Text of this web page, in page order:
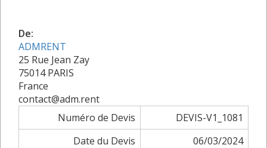
De:
ADMRENT
25 Rue Jean Zay
75014 PARIS
France
contact@adm.rent
Numéro de Devis
DEVIS-V1_1081
Date du Devis
06/03/2024